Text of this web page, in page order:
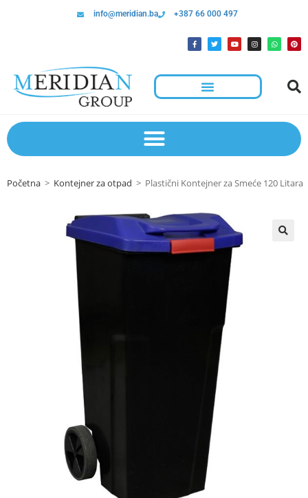
info@meridian.ba +387 66 000 497
Početna > Kontejner za otpad > Plastični Kontejner za Smeće 120 Litara